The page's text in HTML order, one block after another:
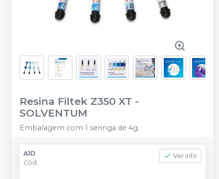
Resina Filtek Z350 XT -
SOLVENTUM
Embalagem com 1 seringa de 4g.
A1D
Cód.
Ver info